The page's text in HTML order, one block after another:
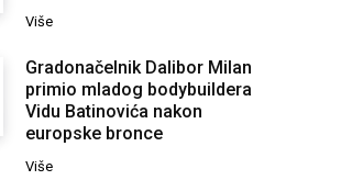
Više
Gradonačelnik Dalibor Milan
primio mladog bodybuildera
Vidu Batinovića nakon
europske bronce
Više